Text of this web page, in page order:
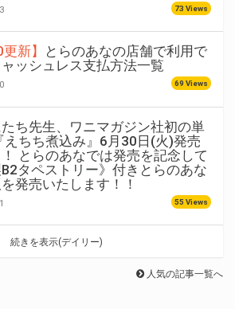
73 Views
新】
とらのあなの店舗で利用で
ッシュレス支払方法一覧
69 Views
ち先生、ワニマガジン社初の単
えちち煮込み』6月30日(火)発売
とらのあなでは発売を記念して
B2タペストリー》付きとらのあな
発売いたします！！
55 Views
続きを表示(デイリー)
人気の記事一覧へ